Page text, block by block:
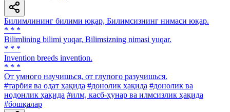
Билимлининг билими юқар, Билимсизнинг нимаси юқар.
* * *
Bilimlining bilimi yuqar, Bilimsizning nimasi yuqar.
* * *
Invention breeds invention.
* * *
От умного научишься, от глупого разучишься.
#тарбия ва одат ҳақида #донолик ҳақида #донолик ва
нодонлик ҳақида #илм, касб-ҳунар ва илмсизлик ҳақида
#бошқалар